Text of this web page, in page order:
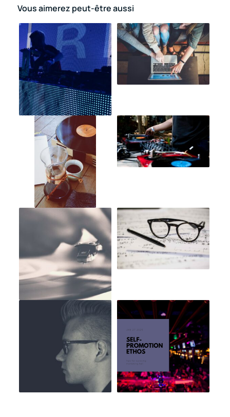
Vous aimerez peut-être aussi